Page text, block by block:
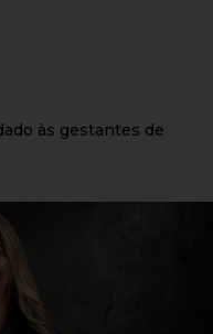
às gestantes de